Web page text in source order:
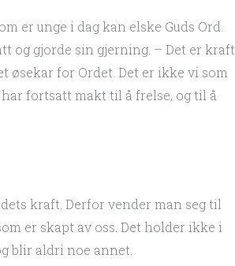
er unge i dag kan elske Guds Ord.
og gjorde sin gjerning. – Det er kraft
øsekar for Ordet. Det er ikke vi som
fortsatt makt til å frelse, og til å
kraft. Derfor vender man seg til
er skapt av oss. Det holder ikke i
blir aldri noe annet.